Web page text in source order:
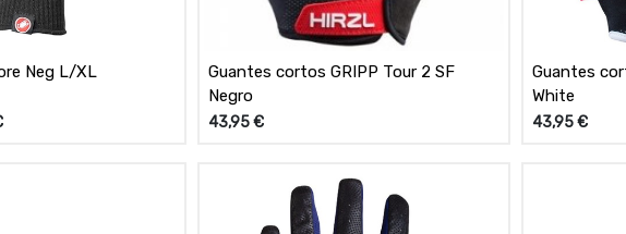
Neg L/XL
Guantes cortos GRIPP Tour 2 SF
Negro
43,95€
Guantes
White
43,95€